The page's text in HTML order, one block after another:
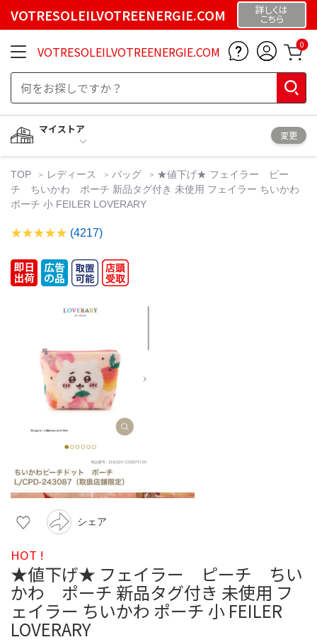
VOTRESOLEILVOTREENERGIE.COM 詳しくは
こちら
VOTRESOLEILVOTREENERGIE.COM 0
マイストア
変更
TOP レディース バッグ
★値下げ★ フェイラー ピー
チ ちいかわ ポーチ 新品タグ付き 未使用 フェイラー ちいかわ
ポーチ 小 FEILER LOVERARY
(4217)
シェア
HOT !
★値下げ★ フェイラー ピーチ ちい
かわ ポーチ 新品タグ付き 未使用 フ
ェイラー ちいかわ ポーチ 小 FEILER
LOVERARY